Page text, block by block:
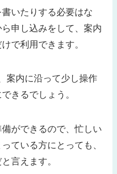
いたりする必要はな
申し込みをして、案内
で利用できます。
案内に沿って少し操作
きるでしょう。
ができるので、忙しい
ている方にとっても、
言えます。